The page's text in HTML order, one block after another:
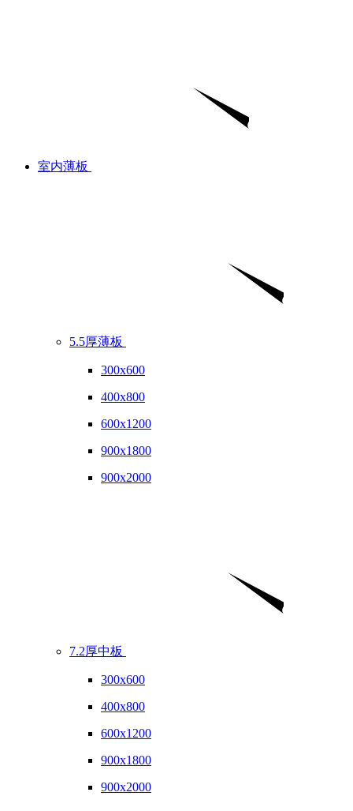
室内薄板
5.5厚薄板
300x600
400x800
600x1200
900x1800
900x2000
7.2厚中板
300x600
400x800
600x1200
900x1800
900x2000